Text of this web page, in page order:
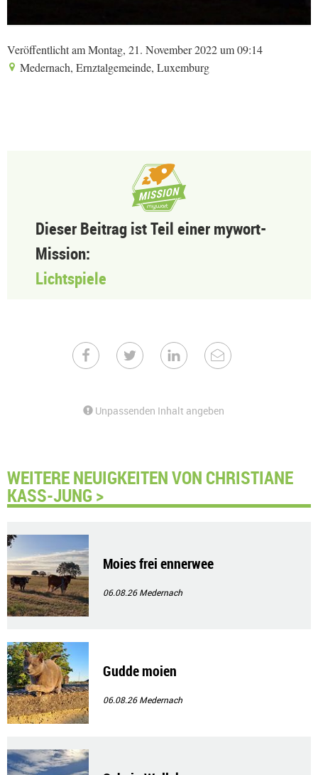
Veröffentlicht am Montag, 21. November 2022 um 09:14
Medernach, Ernztalgemeinde, Luxemburg
Dieser Beitrag ist Teil einer mywort-
Mission:
Lichtspiele
Unpassenden Inhalt angeben
WEITERE NEUIGKEITEN VON CHRISTIANE
KASS-JUNG >
Moies frei ennerwee
06.08.26Medernach
Gudde moien
06.08.26Medernach